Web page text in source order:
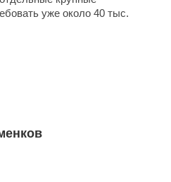
уже около 40 тыс.